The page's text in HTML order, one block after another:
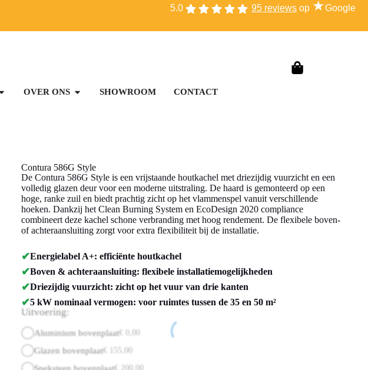
5.0 95 reviews op ★Google
OVER ONS SHOWROOM CONTACT
Contura 586G Style
De Contura 586G Style is een vrijstaande houtkachel met driezijdig vuurzicht en een
volledig glazen deur voor een moderne uitstraling. De haard is gemonteerd op een
hoge, ranke zuil en biedt prachtig zicht op het vlammenspel vanuit verschillende
hoeken. Dankzij het Clean Burning System en EcoDesign 2020 compliance
combineert deze kachel schone verbranding met hoog rendement. De flexibele boven-
of achteraansluiting zorgt voor extra flexibiliteit bij de installatie.
✔Energielabel A+: efficiënte houtkachel
✔Boven & achteraansluiting: flexibele installatiemogelijkheden
✔Driezijdig vuurzicht: zicht op het vuur van drie kanten
✔5 kW nominaal vermogen: voor ruimtes tussen de 35 en 50 m²
Uitvoering:
Aluminium bovenplaat€ 0,00
Glazen bovenplaat€ 155,00
€ 200,00